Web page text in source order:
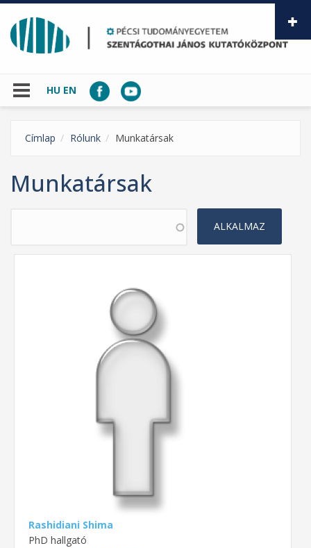
Ugrás a tartalomra
HU EN
Címlap Rólunk Munkatársak
Munkatársak
Rashidiani Shima
PhD hallgató